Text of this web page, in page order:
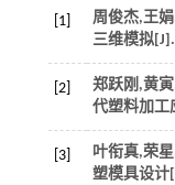
[1]
周俊杰,王
三维模拟[J].
[2] 郑跃刚,黄
代塑料加工
[3]
叶衔真,荣
塑模具设计